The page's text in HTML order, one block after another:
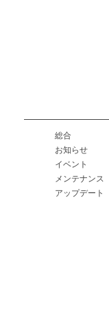
総合
お知らせ
イベント
メンテナンス
アップデート